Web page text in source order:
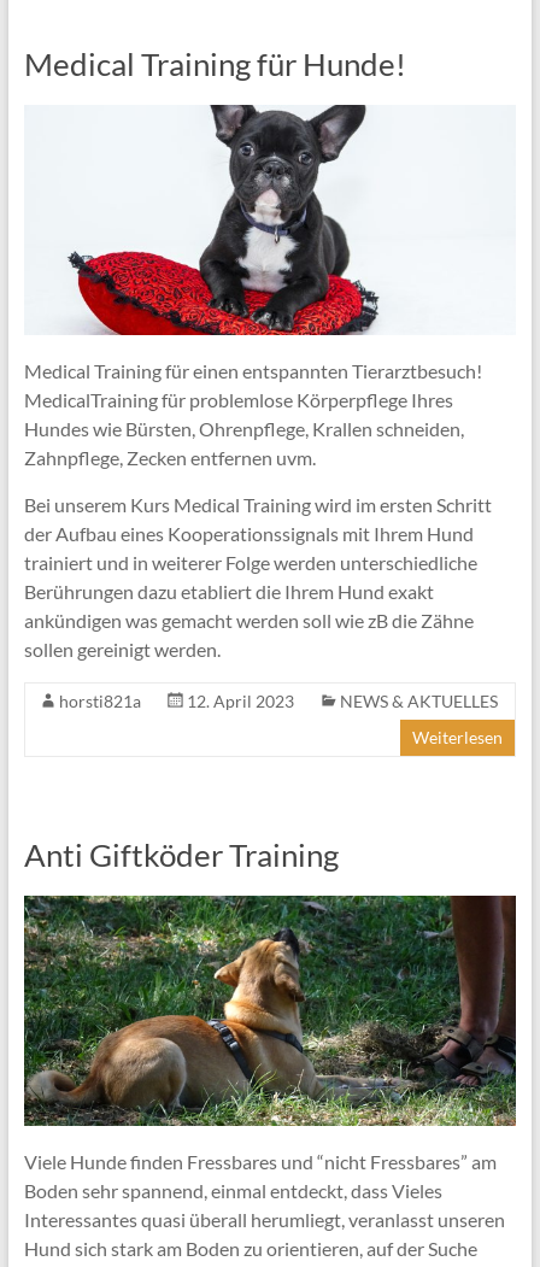
Medical Training für Hunde!
Medical Training für einen entspannten Tierarztbesuch!
MedicalTraining für problemlose Körperpflege Ihres
Hundes wie Bürsten, Ohrenpflege, Krallen schneiden,
Zahnpflege, Zecken entfernen uvm.
Bei unserem Kurs Medical Training wird im ersten Schritt
der Aufbau eines Kooperationssignals mit Ihrem Hund
trainiert und in weiterer Folge werden unterschiedliche
Berührungen dazu etabliert die Ihrem Hund exakt
ankündigen was gemacht werden soll wie zB die Zähne
sollen gereinigt werden.
horsti821a 12. April 2023
NEWS & AKTUELLES
Weiterlesen
Anti Giftköder Training
Viele Hunde finden Fressbares und “nicht Fressbares” am
Boden sehr spannend, einmal entdeckt, dass Vieles
Interessantes quasi überall herumliegt, veranlasst unseren
Hund sich stark am Boden zu orientieren, auf der Suche